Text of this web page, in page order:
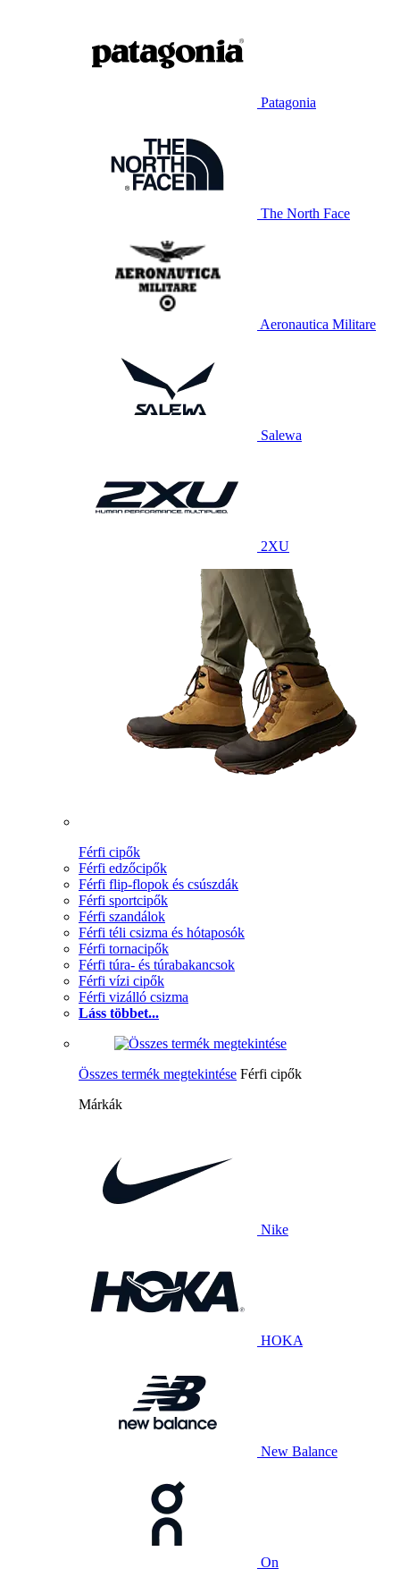
Patagonia
The North Face
Aeronautica Militare
Salewa
2XU
Férfi cipők
Férfi edzőcipők
Férfi flip-flopok és csúszdák
Férfi sportcipők
Férfi szandálok
Férfi téli csizma és hótaposók
Férfi tornacipők
Férfi túra- és túrabakancsok
Férfi vízi cipők
Férfi vizálló csizma
Láss többet...
Összes termék megtekintése Férfi cipők
Márkák
Nike
HOKA
New Balance
On